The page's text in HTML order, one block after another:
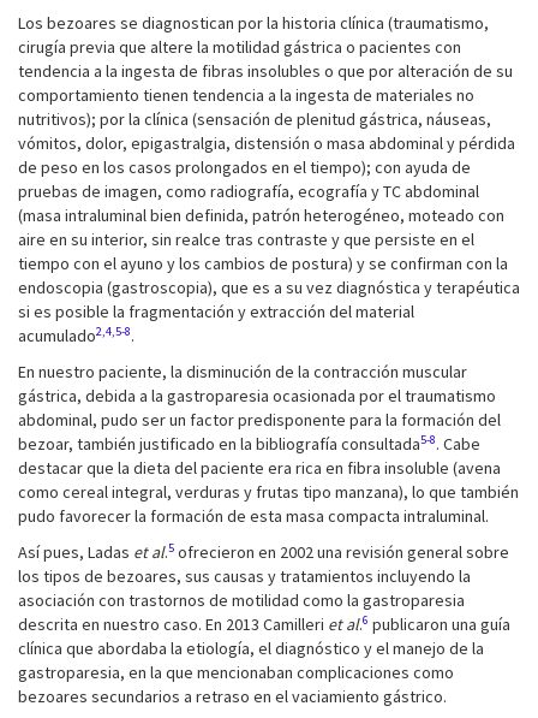
Los bezoares se diagnostican por la historia clínica (traumatismo,
cirugía previa que altere la motilidad gástrica o pacientes con
tendencia a la ingesta de fibras insolubles o que por alteración de su
comportamiento tienen tendencia a la ingesta de materiales no
nutritivos); por la clínica (sensación de plenitud gástrica, náuseas,
vómitos, dolor, epigastralgia, distensión o masa abdominal y pérdida
de peso en los casos prolongados en el tiempo); con ayuda de
pruebas de imagen, como radiografía, ecografía y TC abdominal
(masa intraluminal bien definida, patrón heterogéneo, moteado con
aire en su interior, sin realce tras contraste y que persiste en el
tiempo con el ayuno y los cambios de postura) y se confirman con la
endoscopia (gastroscopia), que es a su vez diagnóstica y terapéutica
si es posible la fragmentación y extracción del material
acumulado2,4,5-8.
En nuestro paciente, la disminución de la contracción muscular
gástrica, debida a la gastroparesia ocasionada por el traumatismo
abdominal, pudo ser un factor predisponente para la formación del
bezoar, también justificado en la bibliografía consultada5-8. Cabe
destacar que la dieta del paciente era rica en fibra insoluble (avena
como cereal integral, verduras y frutas tipo manzana), lo que también
pudo favorecer la formación de esta masa compacta intraluminal.
Así pues, Ladas et al.5 ofrecieron en 2002 una revisión general sobre
los tipos de bezoares, sus causas y tratamientos incluyendo la
asociación con trastornos de motilidad como la gastroparesia
descrita en nuestro caso. En 2013 Camilleri et al.6 publicaron una guía
clínica que abordaba la etiología, el diagnóstico y el manejo de la
gastroparesia, en la que mencionaban complicaciones como
bezoares secundarios a retraso en el vaciamiento gástrico.